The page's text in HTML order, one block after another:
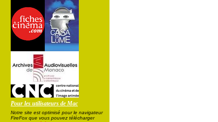
Pour les utilisateurs de Mac
Notre site est optimisé pour le navigateur
FireFox que vous pouvez télécharger